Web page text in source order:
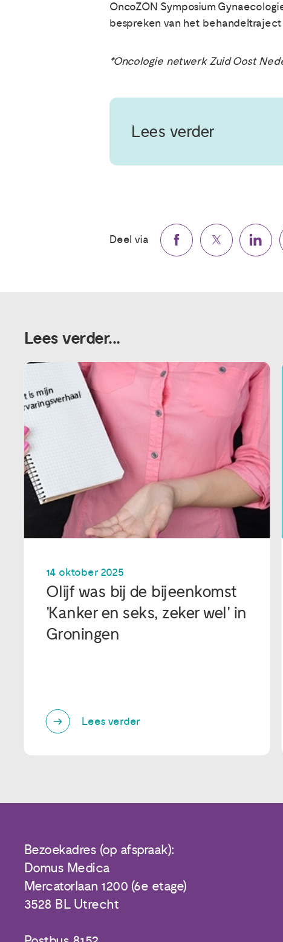
OncoZON Symposium
bespreken van het
*Oncologie netwerk Zuid Oost
Lees verder
Deel via
Lees verder...
14 oktober 2025
Olijf was bij de bijeenkomst
'Kanker en seks, zeker wel' in
Groningen
Lees verder
Bezoekadres (op afspraak):
Domus Medica
Mercatorlaan 1200 (6e etage)
3528 BL Utrecht